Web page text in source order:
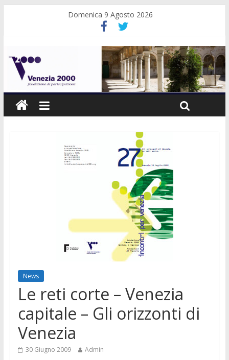
Domenica 9 Agosto 2026
News
Le reti corte – Venezia
capitale – Gli orizzonti di
Venezia
30 Giugno 2009 Admin